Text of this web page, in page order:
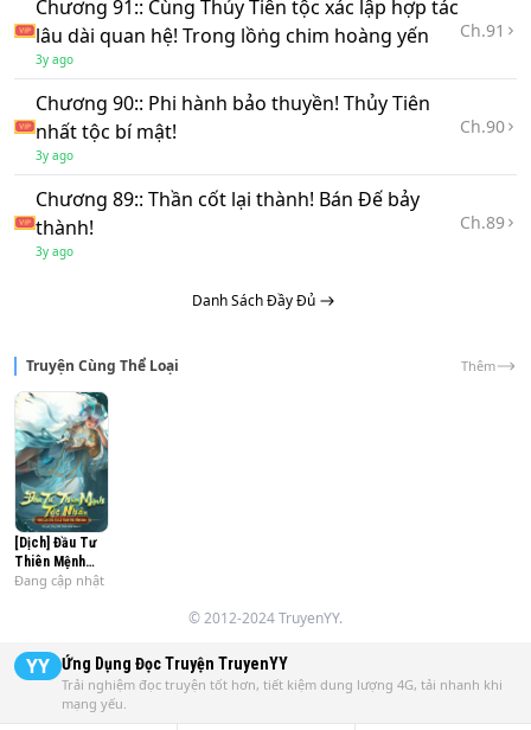
Đấu Thánh mở Động Thiên.
Lâm Thù, khóa lại triệu hoán hệ thống, không ngờ bắt đầu
lại trực tiếp rút ra đến ba ngàn Đấu Thánh.
Đến tận đây.
Lâm Thù liền vô địch!
Chương 91:: Cùng Thủy Tiên tộc xác lập hợp tác
lâu dài quan hệ! Trong lồṅg chim hoàng yến
3y ago
Ch.91
Chương 90:: Phi hành bảo thuyền! Thủy Tiên
nhất tộc bí mật!
3y ago
Ch.90
Chương 89:: Thần cốt lại thành! Bán Đế bảy
thành!
3y ago
Ch.89
Danh Sách Đầy Đủ
Truyện Cùng Thể Loại Thêm
[Dịch] Đầu Tư
Thiên Mệnh
Tộc Nhân,
Đang cập nhật
© 2012-2024 TruyenYY.
YY Ứng Dụng Đọc Truyện TruyenYY
Trải nghiệm đọc truyện tốt hơn, tiết kiệm dung lượng 4G, tải nhanh khi
mạng yếu.